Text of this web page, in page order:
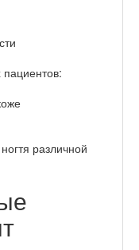
различной